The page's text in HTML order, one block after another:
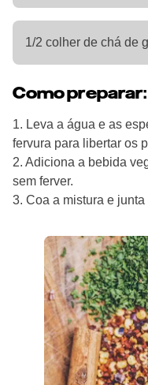
1/2 colher de chá de
Como preparar:
1. Leva a água e as
fervura para libertar os
2. Adiciona a bebida
sem ferver.
3. Coa a mistura e